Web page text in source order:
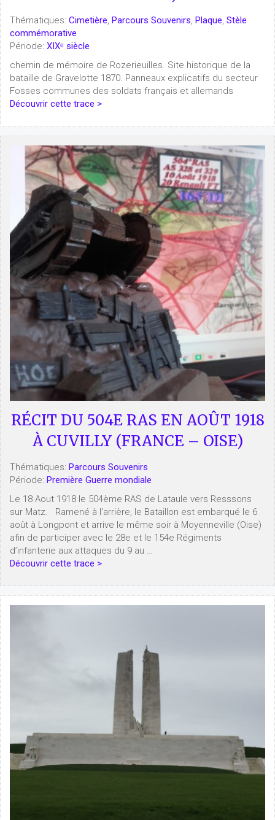
Thématiques: Cimetière, Parcours Souvenirs, Plaque, Stèle
commémorative
Période: XIXᵉ siècle
chemin de mémoire de Rozerieuilles. Site historique de la
bataille de Gravelotte 1870. Panneaux explicatifs du secteur
Fosses communes des soldats français et allemands
Découvrir cette trace >
RÉCIT DU 504E RAS EN AOÛT 1918
À CUVILLY (FRANCE – OISE)
Thématiques: Parcours Souvenirs
Période: Première Guerre mondiale
Le 18 Aout 1918 le 504ème RAS de Lataule vers Resssons
sur Matz. Ramené à l’arrière, le Bataillon est embarqué le 6
août à Longpont et arrive le même soir à Moyenneville (Oise)
afin de participer avec le 28e et le 154e Régiments
d’infanterie aux attaques du 9 au …
Découvrir cette trace >